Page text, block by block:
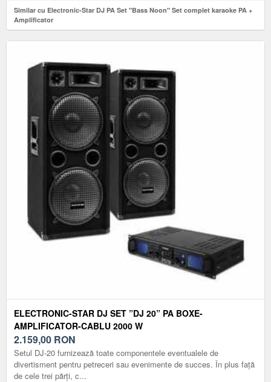
Similar cu Electronic-Star DJ PA Set "Bass Noon" Set complet karaoke PA +
Amplificator
ELECTRONIC-STAR DJ SET ”DJ 20” PA BOXE-
AMPLIFICATOR-CABLU 2000 W
2.159,00 RON
Setul DJ-20 furnizează toate componentele eventualele de
divertisment pentru petreceri sau evenimente de succes. În plus față
de cele trei părți, c...